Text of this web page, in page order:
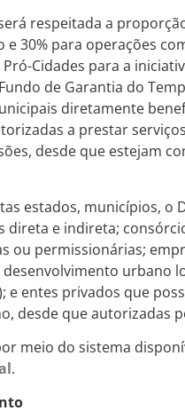
respeitada a
30% para operações
Cidades para a
de Garantia do
diretamente
a prestar
desde que estejam
estados, municípios, o
direta e indireta;
ou permissionárias;
urbano
e entes privados que
desde que autorizadas
meio do sistema
.